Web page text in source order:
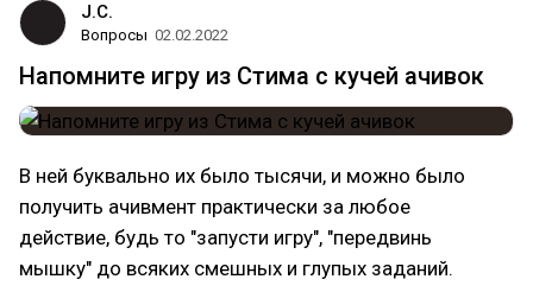
J.C.
Вопросы 02.02.2022
Напомните игру из Стима с кучей ачивок
В ней буквально их было тысячи, и можно было
получить ачивмент практически за любое
действие, будь то "запусти игру", "передвинь
мышку" до всяких смешных и глупых заданий.